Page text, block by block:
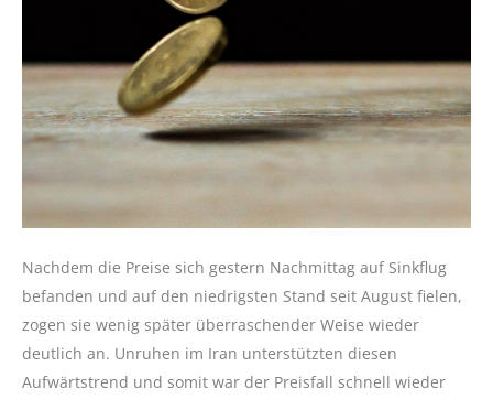
Nachdem die Preise sich gestern Nachmittag auf Sinkflug
befanden und auf den niedrigsten Stand seit August fielen,
zogen sie wenig später überraschender Weise wieder
deutlich an. Unruhen im Iran unterstützten diesen
Aufwärtstrend und somit war der Preisfall schnell wieder